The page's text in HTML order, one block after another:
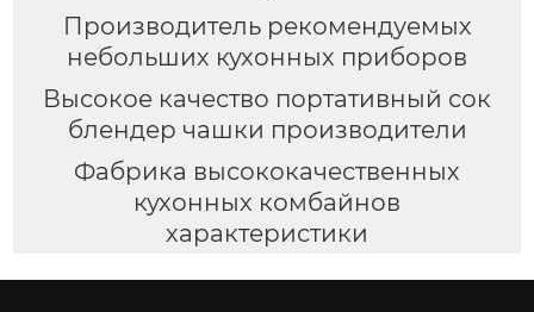
Производитель рекомендуемых
небольших кухонных приборов
Высокое качество портативный сок
блендер чашки производители
Фабрика высококачественных
кухонных комбайнов
характеристики